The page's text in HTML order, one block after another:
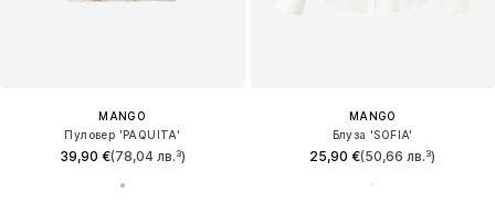
MANGO
Пуловер 'PAQUITA'
39,90 €(78,04 лв.³)
MANGO
Блуза 'SOFIA'
25,90 €(50,66 лв.³)